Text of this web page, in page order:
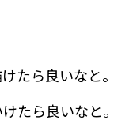
たら良いなと。
たら良いなと。